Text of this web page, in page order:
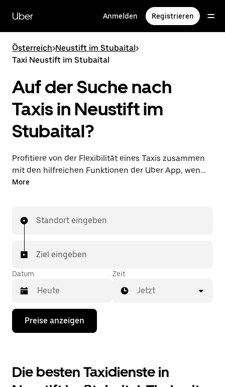
zum
Hauptinhalt
Uber Anmelden Registrieren
Österreich>Neustift im Stubaital>
Taxi Neustift im Stubaital
Auf der Suche nach
Taxis in Neustift im
Stubaital?
Profitiere von der Flexibilität eines Taxis zusammen
mit den hilfreichen Funktionen der Uber App, wenn
du Fahrten über die Uber App in Neustift im
Abruf bestellen und dir günstige Vorab-Fixpreise für
More
Standort eingeben
Ziel eingeben
Datum
Drücke
Nach-
mit
dem
Zeit
Jetzt
Preise anzeigen
Die besten Taxidienste in